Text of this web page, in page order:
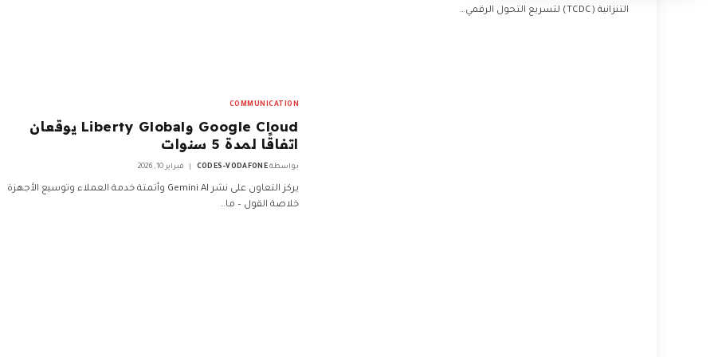
التنزانية (TCDC) لتسريع التحول الرقمي…
COMMUNICATION
Google Cloud وLiberty Global يوقعان
اتفاقًا لمدة 5 سنوات
بواسطة CODES-VODAFONE فبراير 10, 2026
يركز التعاون على نشر Gemini AI وأتمتة خدمة العملاء وتوسيع الأجهزة
خلاصة القول – ما…